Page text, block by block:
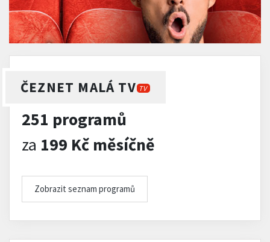
ČEZNET MALÁ TV TV
251 programů
za 199 Kč měsíčně
Zobrazit seznam programů